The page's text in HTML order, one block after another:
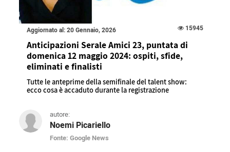
Aggiornato al: 20 Gennaio, 2026 15945
Anticipazioni Serale Amici 23, puntata di
domenica 12 maggio 2024: ospiti, sfide,
eliminati e finalisti
Tutte le anteprime della semifinale del talent show:
ecco cosa è accaduto durante la registrazione
autore:
Noemi Picariello
Fonte: Google News